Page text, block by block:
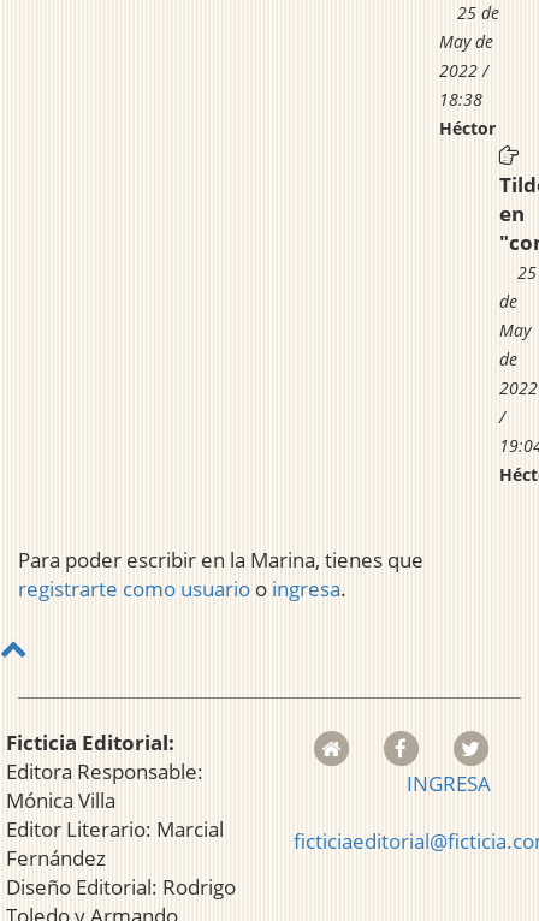
25 de
May de
2022 /
18:38
Héctor
en
25
de
May
de
2022
/
Para poder escribir en la Marina, tienes que
registrarte como usuario o ingresa.
Ficticia Editorial:
Editora Responsable:
Mónica Villa
Editor Literario: Marcial
Fernández
Diseño Editorial: Rodrigo
INGRESA